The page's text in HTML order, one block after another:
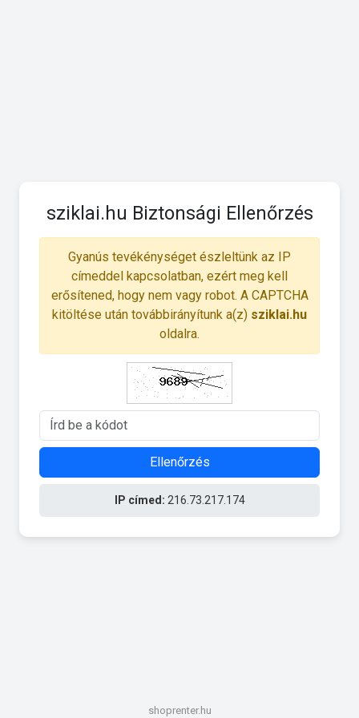
sziklai.hu Biztonsági Ellenőrzés
Gyanús tevékénységet észleltünk az IP
címeddel kapcsolatban, ezért meg kell
erősítened, hogy nem vagy robot. A CAPTCHA
kitöltése után továbbirányítunk a(z) sziklai.hu
oldalra.
Ellenőrzés
IP címed: 216.73.217.174
shoprenter.hu